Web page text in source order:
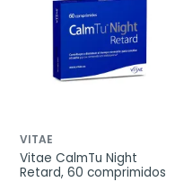
VITAE
Vitae CalmTu Night
Retard, 60 comprimidos